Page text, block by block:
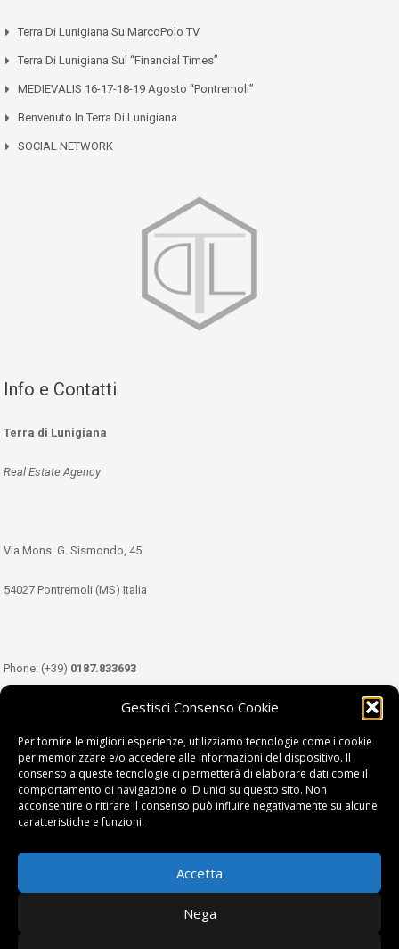
Gestisci Consenso Cookie
Per fornire le migliori esperienze, utilizziamo tecnologie come i cookie
per memorizzare e/o accedere alle informazioni del dispositivo. Il
consenso a queste tecnologie ci permetterà di elaborare dati come il
comportamento di navigazione o ID unici su questo sito. Non
acconsentire o ritirare il consenso può influire negativamente su alcune
caratteristiche e funzioni.
Accetta
Nega
Terra Di Lunigiana Su MarcoPolo TV
Terra Di Lunigiana Sul “Financial Times”
MEDIEVALIS 16-17-18-19 Agosto “Pontremoli”
Benvenuto In Terra Di Lunigiana
SOCIAL NETWORK
Info e Contatti
Terra di Lunigiana
Real Estate Agency
Via Mons. G. Sismondo, 45
54027 Pontremoli (MS) Italia
Phone: (+39) 0187.833693
349.3489333
Email:info@tdl.it
Terra di Lunigiana © di Filippi William - P.Iva 01374450458